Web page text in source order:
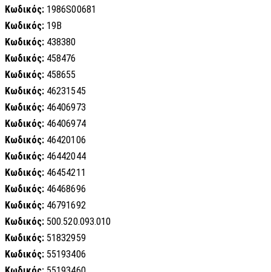
Κωδικός: 1986S00681
Κωδικός: 19B
Κωδικός: 438380
Κωδικός: 458476
Κωδικός: 458655
Κωδικός: 46231545
Κωδικός: 46406973
Κωδικός: 46406974
Κωδικός: 46420106
Κωδικός: 46442044
Κωδικός: 46454211
Κωδικός: 46468696
Κωδικός: 46791692
Κωδικός: 500.520.093.010
Κωδικός: 51832959
Κωδικός: 55193406